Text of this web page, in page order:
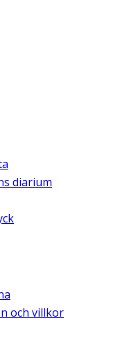
diarium
och villkor